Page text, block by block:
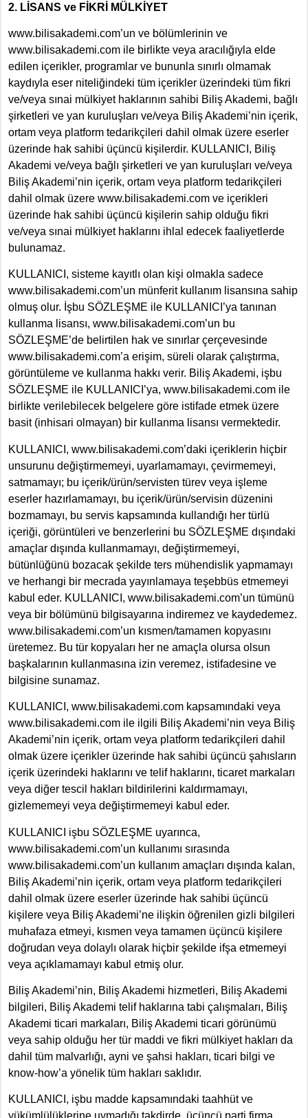
2. LİSANS ve FİKRİ MÜLKİYET
www.bilisakademi.com’un ve bölümlerinin ve
www.bilisakademi.com ile birlikte veya aracılığıyla elde
edilen içerikler, programlar ve bununla sınırlı olmamak
kaydıyla eser niteliğindeki tüm içerikler üzerindeki tüm fikri
ve/veya sınai mülkiyet haklarının sahibi Biliş Akademi, bağlı
şirketleri ve yan kuruluşları ve/veya Biliş Akademi’nin içerik,
ortam veya platform tedarikçileri dahil olmak üzere eserler
üzerinde hak sahibi üçüncü kişilerdir. KULLANICI, Biliş
Akademi ve/veya bağlı şirketleri ve yan kuruluşları ve/veya
Biliş Akademi’nin içerik, ortam veya platform tedarikçileri
dahil olmak üzere www.bilisakademi.com ve içerikleri
üzerinde hak sahibi üçüncü kişilerin sahip olduğu fikri
ve/veya sınai mülkiyet haklarını ihlal edecek faaliyetlerde
bulunamaz.
KULLANICI, sisteme kayıtlı olan kişi olmakla sadece
www.bilisakademi.com’un münferit kullanım lisansına sahip
olmuş olur. İşbu SÖZLEŞME ile KULLANICI’ya tanınan
kullanma lisansı, www.bilisakademi.com’un bu
SÖZLEŞME’de belirtilen hak ve sınırlar çerçevesinde
www.bilisakademi.com’a erişim, süreli olarak çalıştırma,
görüntüleme ve kullanma hakkı verir. Biliş Akademi, işbu
SÖZLEŞME ile KULLANICI’ya, www.bilisakademi.com ile
birlikte verilebilecek belgelere göre istifade etmek üzere
basit (inhisari olmayan) bir kullanma lisansı vermektedir.
KULLANICI, www.bilisakademi.com’daki içeriklerin hiçbir
unsurunu değiştirmemeyi, uyarlamamayı, çevirmemeyi,
satmamayı; bu içerik/ürün/servisten türev veya işleme
eserler hazırlamamayı, bu içerik/ürün/servisin düzenini
bozmamayı, bu servis kapsamında kullandığı her türlü
içeriği, görüntüleri ve benzerlerini bu SÖZLEŞME dışındaki
amaçlar dışında kullanmamayı, değiştirmemeyi,
bütünlüğünü bozacak şekilde ters mühendislik yapmamayı
ve herhangi bir mecrada yayınlamaya teşebbüs etmemeyi
kabul eder. KULLANICI, www.bilisakademi.com’un tümünü
veya bir bölümünü bilgisayarına indiremez ve kaydedemez.
www.bilisakademi.com’un kısmen/tamamen kopyasını
üretemez. Bu tür kopyaları her ne amaçla olursa olsun
başkalarının kullanmasına izin veremez, istifadesine ve
bilgisine sunamaz.
KULLANICI, www.bilisakademi.com kapsamındaki veya
www.bilisakademi.com ile ilgili Biliş Akademi’nin veya Biliş
Akademi’nin içerik, ortam veya platform tedarikçileri dahil
olmak üzere içerikler üzerinde hak sahibi üçüncü şahısların
içerik üzerindeki haklarını ve telif haklarını, ticaret markaları
veya diğer tescil hakları bildirilerini kaldırmamayı,
gizlememeyi veya değiştirmemeyi kabul eder.
KULLANICI işbu SÖZLEŞME uyarınca,
www.bilisakademi.com’un kullanımı sırasında
www.bilisakademi.com’un kullanım amaçları dışında kalan,
Biliş Akademi’nin içerik, ortam veya platform tedarikçileri
dahil olmak üzere eserler üzerinde hak sahibi üçüncü
kişilere veya Biliş Akademi’ne ilişkin öğrenilen gizli bilgileri
muhafaza etmeyi, kısmen veya tamamen üçüncü kişilere
doğrudan veya dolaylı olarak hiçbir şekilde ifşa etmemeyi
veya açıklamamayı kabul etmiş olur.
Biliş Akademi’nin, Biliş Akademi hizmetleri, Biliş Akademi
bilgileri, Biliş Akademi telif haklarına tabi çalışmaları, Biliş
Akademi ticari markaları, Biliş Akademi ticari görünümü
veya sahip olduğu her tür maddi ve fikri mülkiyet hakları da
dahil tüm malvarlığı, ayni ve şahsi hakları, ticari bilgi ve
know-how’a yönelik tüm hakları saklıdır.
KULLANICI, işbu madde kapsamındaki taahhüt ve